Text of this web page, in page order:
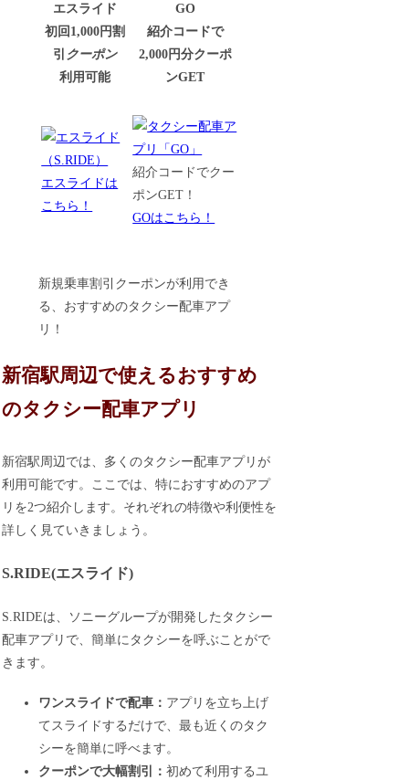
エスライド
初回1,000円割
引 クーポン
利用可能
GO
紹介コードで
2,000円分クーポ
ンGET
エスライドは
こちら！
紹介コードでクー
ポンGET！
GOはこちら！
新規乗車割引クーポンが利用でき
る、おすすめのタクシー配車アプ
リ！
新宿駅周辺で使えるおすすめ
のタクシー配車アプリ
新宿駅周辺では、多くのタクシー配車アプリが
利用可能です。ここでは、特におすすめのアプ
リを2つ紹介します。それぞれの特徴や利便性を
詳しく見ていきましょう。
S.RIDE(エスライド)
S.RIDEは、ソニーグループが開発したタクシー
配車アプリで、簡単にタクシーを呼ぶことがで
きます。
ワンスライドで配車： アプリを立ち上げ
てスライドするだけで、最も近くのタク
シーを簡単に呼べます。
クーポンで大幅割引：初めて利用するユ